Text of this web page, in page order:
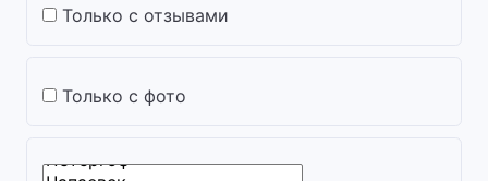
Только с отзывами
Только с фото